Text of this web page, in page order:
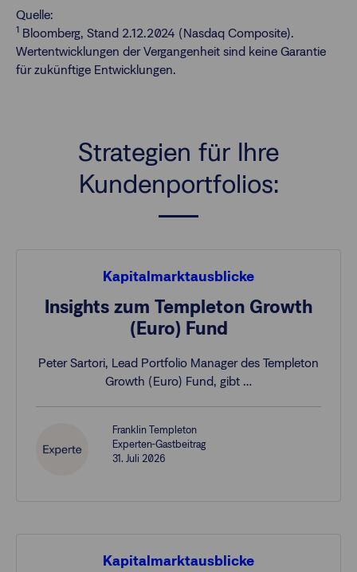
Quelle:
1 Bloomberg, Stand 2.12.2024 (Nasdaq Composite).
Wertentwicklungen der Vergangenheit sind keine Garantie
für zukünftige Entwicklungen.
Strategien für Ihre
Kundenportfolios:
Kapitalmarktausblicke
Insights zum Templeton Growth
(Euro) Fund
Peter Sartori, Lead Portfolio Manager des Templeton
Growth (Euro) Fund, gibt …
Franklin Templeton
Experten-Gastbeitrag
31. Juli 2026
Kapitalmarktausblicke